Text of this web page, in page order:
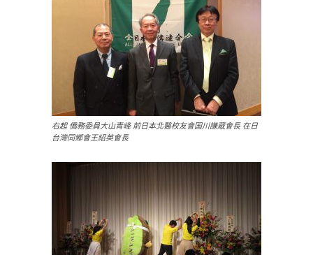
右起 僑務委員大山青峰 前日本北醫校友會国川謙蔵會長 在日
台灣同鄉會王紹英會長